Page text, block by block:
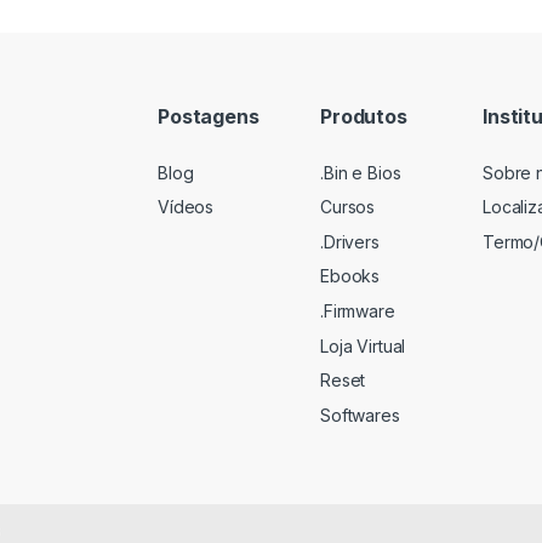
Postagens
Blog
Vídeos
Produtos
.Bin e Bios
Cursos
.Drivers
Ebooks
.Firmware
Loja Virtual
Reset
Softwares
Sobre